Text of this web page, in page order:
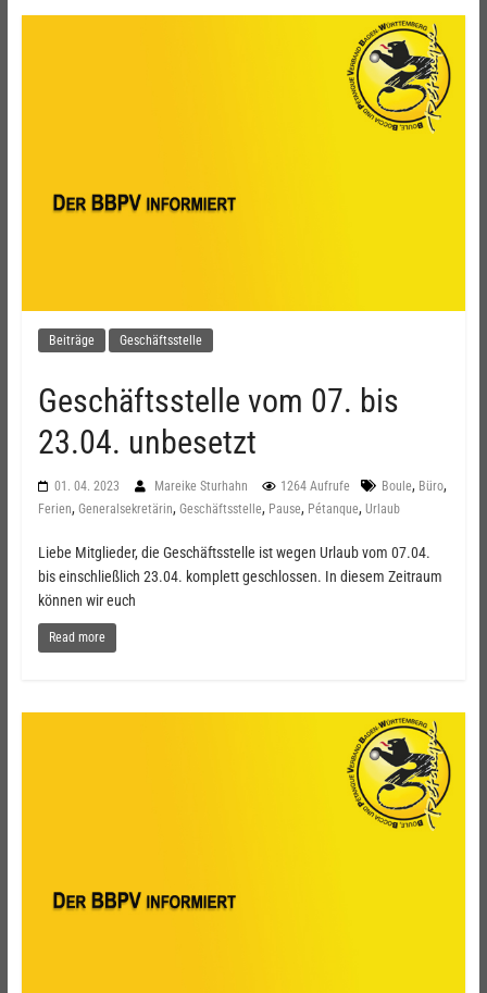
Beiträge Geschäftsstelle
Geschäftsstelle vom 07. bis
23.04. unbesetzt
01. 04. 2023 Mareike Sturhahn 1264 Aufrufe Boule, Büro,
Ferien, Generalsekretärin, Geschäftsstelle, Pause, Pétanque, Urlaub
Liebe Mitglieder, die Geschäftsstelle ist wegen Urlaub vom 07.04.
bis einschließlich 23.04. komplett geschlossen. In diesem Zeitraum
können wir euch
Read more